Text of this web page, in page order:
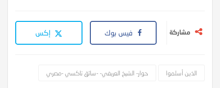
مشاركة فيس بوك إكس
الذين أسلموا حوار- الشيخ العريفي- -سائق تاكسي -مصري